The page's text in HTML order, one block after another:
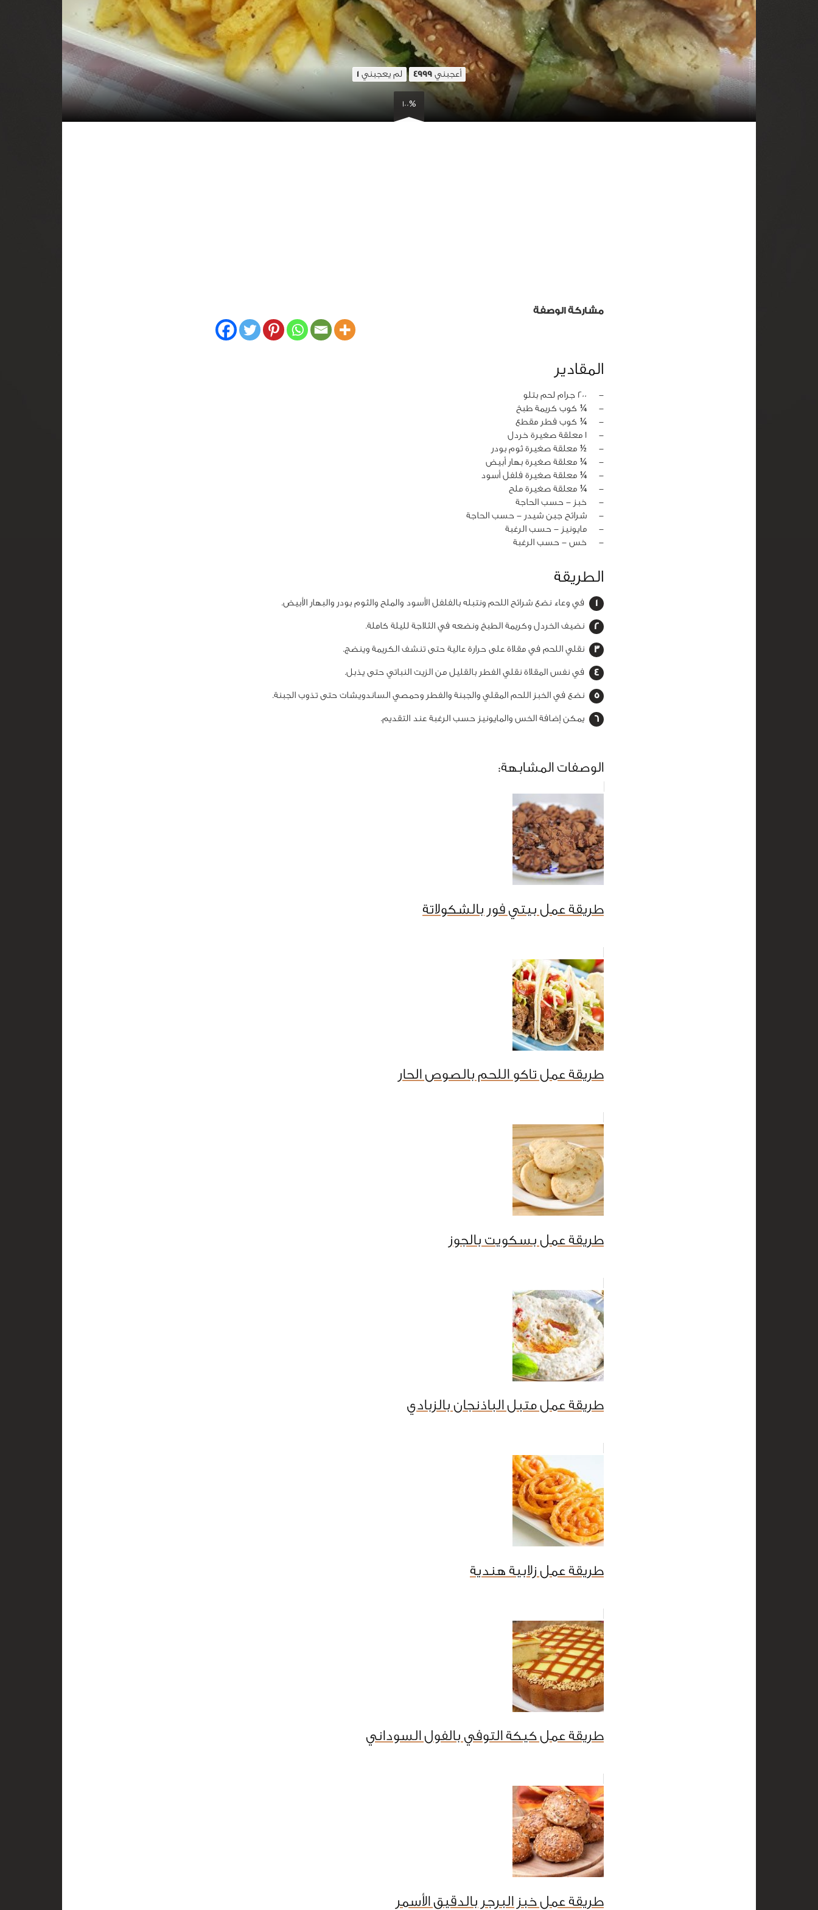
أعجبني 4999 لم يعجبني 1
100%
مشاركة الوصفة
المقادير
‏-
200 جرام لحم بتلو
‏-
¼ كوب كريمة طبخ
‏-
¼ كوب فطر مقطع
‏-
1 معلقة صغيرة خردل
‏-
½ معلقة صغيرة ثوم بودر
‏-
¼ معلقة صغيرة بهار أبيض
‏-
¼ معلقة صغيرة فلفل أسود
‏-
¼ معلقة صغيرة ملح
‏-
خبز - حسب الحاجة
‏-
شرائح جبن شيدر - حسب الحاجة
‏-
مايونيز - حسب الرغبة
‏-
خس - حسب الرغبة
الطريقة
في وعاء نضع شرائح اللحم ونتبله بالفلفل الأسود والملح والثوم بودر والبهار الأبيض.
نضيف الخردل وكريمة الطبخ ونضعه في الثلاجة لليلة كاملة.
نقلي اللحم في مقلاة على حرارة عالية حتى تنشف الكريمة وينضج.
في نفس المقلاة نقلي الفطر بالقليل من الزيت النباتي حتى يذبل.
نضع في الخبز اللحم المقلي والجبنة والفطر وحمصي الساندويشات حتى تذوب الجبنة.
يمكن إضافة الخس والمايونيز حسب الرغبة عند التقديم.
الوصفات المشابهة:
طريقة عمل بيتي فور بالشكولاتة
طريقة عمل تاكو اللحم بالصوص الحار
طريقة عمل بسكويت بالجوز
طريقة عمل متبل الباذنجان بالزبادي
طريقة عمل زلابية هندية
طريقة عمل كيكة التوفي بالفول السوداني
طريقة عمل خبز البرجر بالدقيق الأسمر